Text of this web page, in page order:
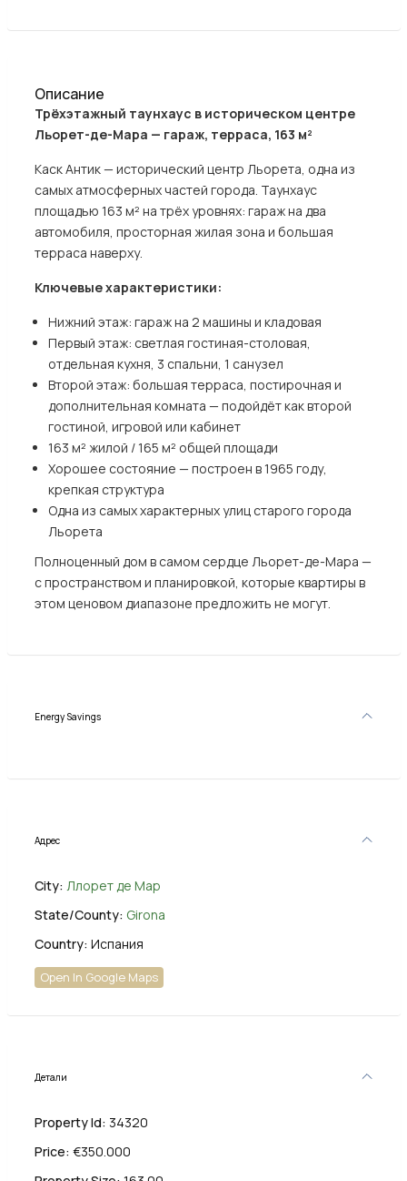
Описание
Трёхэтажный таунхаус в историческом центре
Льорет-де-Мара — гараж, терраса, 163 м²
Каск Антик — исторический центр Льорета, одна из
самых атмосферных частей города. Таунхаус
площадью 163 м² на трёх уровнях: гараж на два
автомобиля, просторная жилая зона и большая
терраса наверху.
Ключевые характеристики:
Нижний этаж: гараж на 2 машины и кладовая
Первый этаж: светлая гостиная-столовая,
отдельная кухня, 3 спальни, 1 санузел
Второй этаж: большая терраса, постирочная и
дополнительная комната — подойдёт как второй
гостиной, игровой или кабинет
163 м² жилой / 165 м² общей площади
Хорошее состояние — построен в 1965 году,
крепкая структура
Одна из самых характерных улиц старого города
Льорета
Полноценный дом в самом сердце Льорет-де-Мара —
с пространством и планировкой, которые квартиры в
этом ценовом диапазоне предложить не могут.
Energy Savings
Адрес
City: Ллорет де Мар
State/County: Girona
Country: Испания
Open In Google Maps
Детали
Property Id: 34320
Price: €350.000